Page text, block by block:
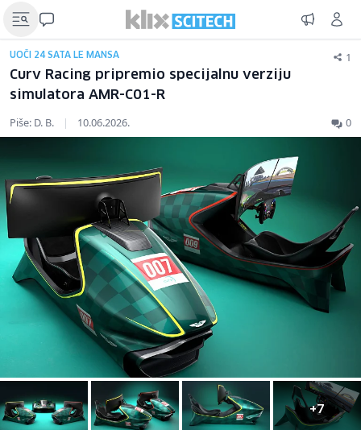
UOČI 24 SATA LE MANSA 1
Curv Racing pripremio specijalnu verziju
simulatora AMR-C01-R
Piše: D. B. | 10.06.2026. 0
+7